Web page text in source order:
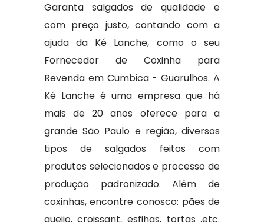
Garanta salgados de qualidade e
com preço justo, contando com a
ajuda da Ké Lanche, como o seu
Fornecedor de Coxinha para
Revenda em Cumbica - Guarulhos. A
Ké Lanche é uma empresa que há
mais de 20 anos oferece para a
grande São Paulo e região, diversos
tipos de salgados feitos com
produtos selecionados e processo de
produção padronizado. Além de
coxinhas, encontre conosco: pães de